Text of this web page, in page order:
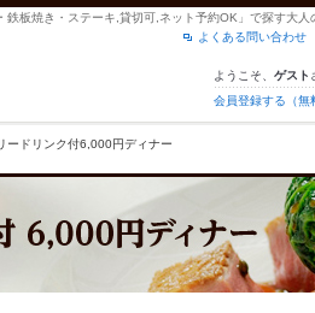
板焼き・ステーキ,貸切可,ネット予約OK」で探す大
よくある問い合わせ
ようこそ、 ゲスト
会員登録する（無
ードリンク付6,000円ディナー